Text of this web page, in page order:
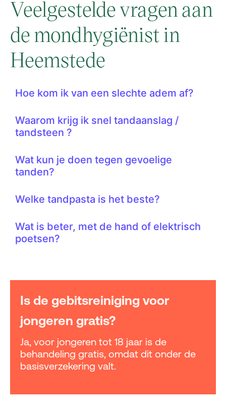
Veelgestelde vragen aan
de mondhygiënist in
Heemstede
Hoe kom ik van een slechte adem af?
Waarom krijg ik snel tandaanslag /
tandsteen ?
Wat kun je doen tegen gevoelige
tanden?
Welke tandpasta is het beste?
Wat is beter, met de hand of elektrisch
poetsen?
Is de gebitsreiniging voor
jongeren gratis?
Ja, voor jongeren tot 18 jaar is de
behandeling gratis, omdat dit onder de
basisverzekering valt.